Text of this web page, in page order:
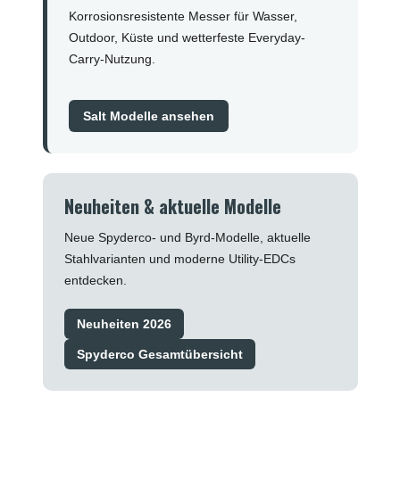
Korrosionsresistente Messer für Wasser,
Outdoor, Küste und wetterfeste Everyday-
Carry-Nutzung.
Salt Modelle ansehen
Neuheiten & aktuelle Modelle
Neue Spyderco- und Byrd-Modelle, aktuelle
Stahlvarianten und moderne Utility-EDCs
entdecken.
Neuheiten 2026
Spyderco Gesamtübersicht